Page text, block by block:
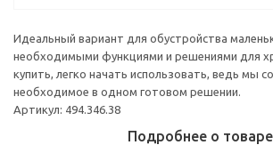
Идеальный вариант для обустройства
необходимыми функциями и решениями для
купить, легко начать использовать, ведь мы
необходимое в одном готовом решении.
Артикул: 494.346.38
Подробнее о товаре